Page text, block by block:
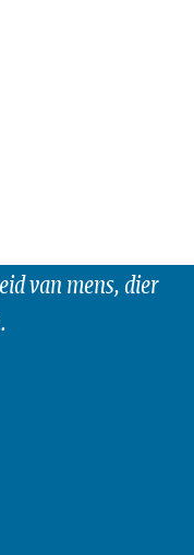
van mens, dier